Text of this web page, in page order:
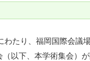
たり、福岡国際会議
以下、本学術集会）